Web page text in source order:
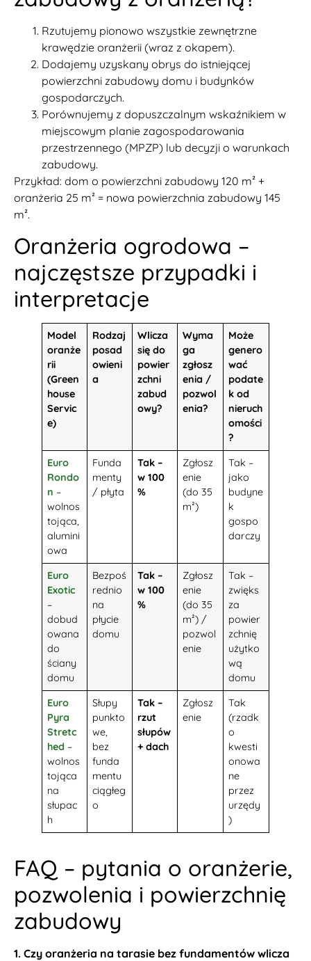
Rzutujemy pionowo wszystkie zewnętrzne
krawędzie oranżerii (wraz z okapem).
Dodajemy uzyskany obrys do istniejącej
powierzchni zabudowy domu i budynków
gospodarczych.
Porównujemy z dopuszczalnym wskaźnikiem w
miejscowym planie zagospodarowania
przestrzennego (MPZP) lub decyzji o warunkach
zabudowy.
Przykład: dom o powierzchni zabudowy 120 m² +
oranżeria 25 m² = nowa powierzchnia zabudowy 145
m².
Oranżeria ogrodowa –
najczęstsze przypadki i
interpretacje
Model
oranże
rii
(Green
house
Servic
e)
Rodzaj
posad
owieni
a
Wlicza
się do
powier
zchni
zabud
owy?
Wyma
ga
zgłosz
enia /
pozwol
enia?
Może
genero
wać
podate
k od
nieruch
omości
?
Euro
Rondo
n –
wolnos
tojąca,
alumini
owa
Funda
menty
/ płyta
Tak –
w 100
%
Zgłosz
enie
(do 35
m²)
Tak –
jako
budyne
k
gospo
darczy
Euro
Exotic
–
dobud
owana
do
ściany
domu
Bezpoś
rednio
na
płycie
domu
Tak –
w 100
%
Zgłosz
enie
(do 35
m²) /
pozwol
enie
Tak –
zwięks
za
powier
zchnię
użytko
wą
domu
Euro
Pyra
Stretc
hed –
wolnos
tojąca
na
słupac
h
Słupy
punkto
we,
bez
funda
mentu
ciągłeg
o
Tak –
rzut
słupów
+ dach
Zgłosz
enie
Tak
(rzadk
o
kwesti
onowa
ne
przez
urzędy
)
FAQ – pytania o oranżerie,
pozwolenia i powierzchnię
zabudowy
1. Czy oranżeria na tarasie bez fundamentów wlicza